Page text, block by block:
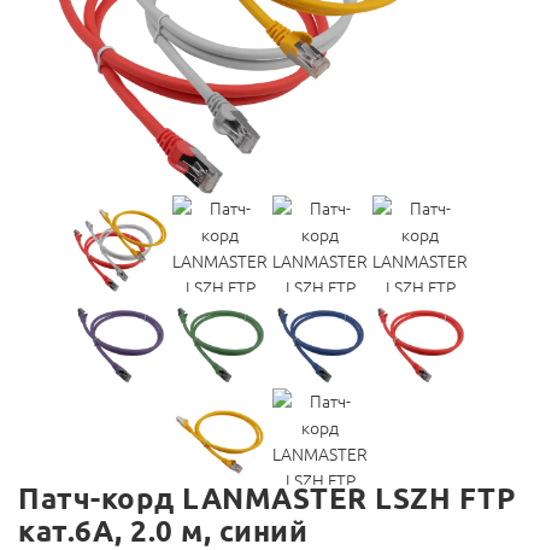
Патч-корд LANMASTER LSZH FTP
кат.6A, 2.0 м, синий